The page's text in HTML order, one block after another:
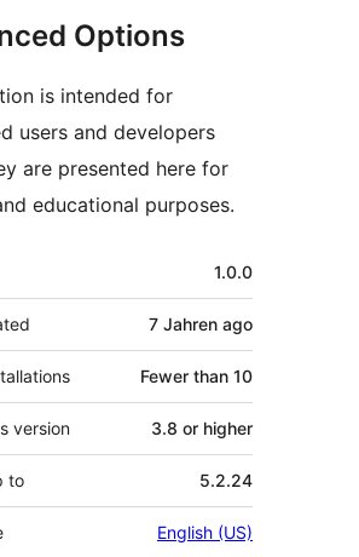
Options
is intended for
users and developers
are presented here for
educational purposes.
1.0.0
7 Jahren ago
Fewer than 10
version 3.8 or higher
to 5.2.24
English (US)